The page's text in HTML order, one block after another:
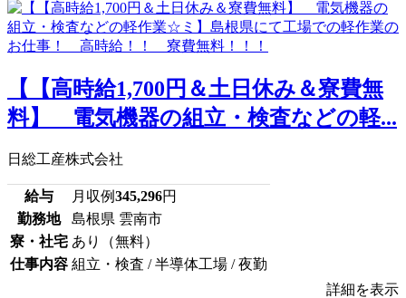
【【高時給1,700円＆土日休み＆寮費無
料】 電気機器の組立・検査などの軽...
日総工産株式会社
給与 月収例345,296円
勤務地
島根県 雲南市
寮・社宅 あり（無料）
仕事内容 組立・検査 / 半導体工場 / 夜勤
詳細を表示